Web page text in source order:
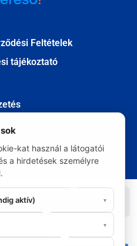
Feltételek
tájékoztató
2020
kat használ a látogatói
a hirdetések személyre
aktív) ▾
▾